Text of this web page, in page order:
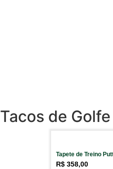
Tacos de Golfe
Tapete de Treino
R$ 358,00